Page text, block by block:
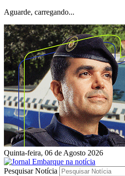
Aguarde, carregando...
Quinta-feira, 06 de Agosto 2026
Pesquisar Notícia